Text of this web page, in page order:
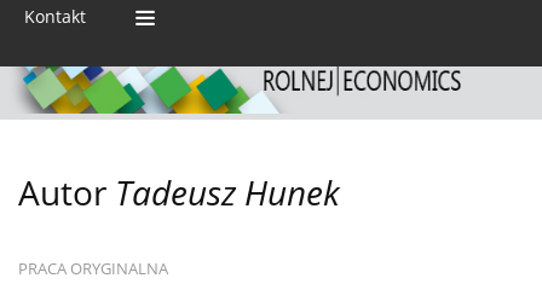
Kontakt
Autor Tadeusz Hunek
PRACA ORYGINALNA